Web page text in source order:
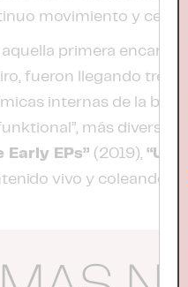
movimiento y
aquella primera
fueron llegando tres
internas de la
más diversas
Early EPs” (2019),
vivo y coleando